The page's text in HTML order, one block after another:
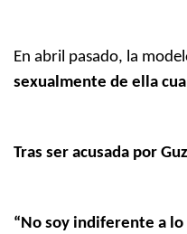
En abril pasado, la
sexualmente de ella
Tras ser acusada por
“No soy indiferente a